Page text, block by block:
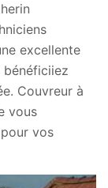
excellente
Couvreur à
vous
vos